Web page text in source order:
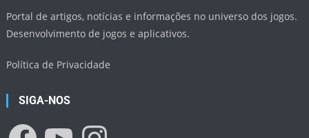
Portal de artigos, notícias e informações no universo dos jogos.
Desenvolvimento de jogos e aplicativos.
Política de Privacidade
SIGA-NOS